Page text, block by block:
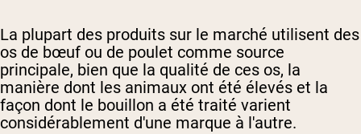
La plupart des produits sur le marché utilisent des
os de bœuf ou de poulet comme source
principale, bien que la qualité de ces os, la
manière dont les animaux ont été élevés et la
façon dont le bouillon a été traité varient
considérablement d'une marque à l'autre.